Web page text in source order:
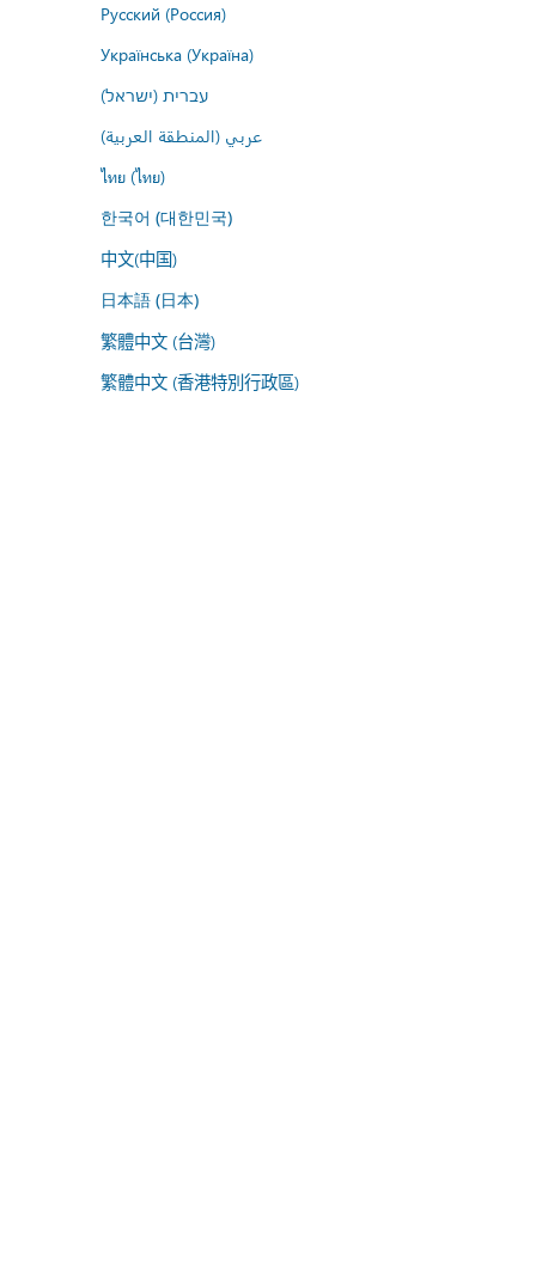
Русский (Россия)
Українська (Україна)
עברית (ישראל)
عربي (المنطقة العربية)
ไทย (ไทย)
한국어 (대한민국)
中文(中国)
日本語 (日本)
繁體中文 (台灣)
繁體中文 (香港特別行政區)